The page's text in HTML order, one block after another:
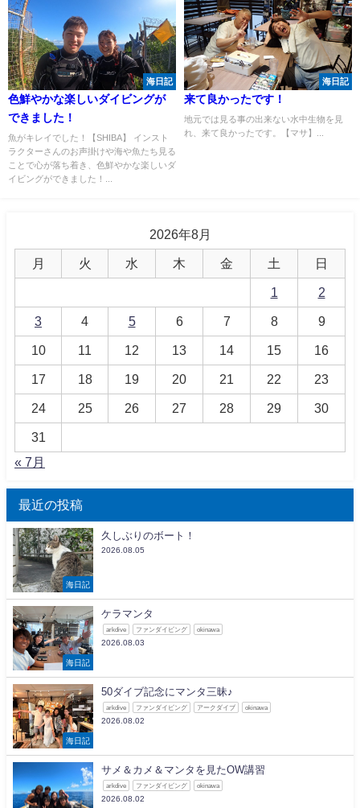
海日記
色鮮やかな楽しいダイビングが
できました！
魚がキレイでした！【SHIBA】 インスト
ラクターさんのお声掛けや海や魚たち見る
ことで心が落ち着き、色鮮やかな楽しいダ
イビングができました！...
海日記
来て良かったです！
地元では見る事の出来ない水中生物を見
れ、来て良かったです。【マサ】...
2026年8月
月 火 水 木 金 土 日
1 2
3 4 5 6 7 8 9
10 11 12 13 14 15 16
17 18 19 20 21 22 23
24 25 26 27 28 29 30
31
« 7月
最近の投稿
海日記
久しぶりのボート！
2026.08.05
海日記
ケラマンタ
arkdive ファンダイビング okinawa
2026.08.03
海日記
50ダイブ記念にマンタ三昧♪
arkdive ファンダイビング アークダイブ okinawa
2026.08.02
サメ＆カメ＆マンタを見たOW講習
arkdive ファンダイビング okinawa
2026.08.02